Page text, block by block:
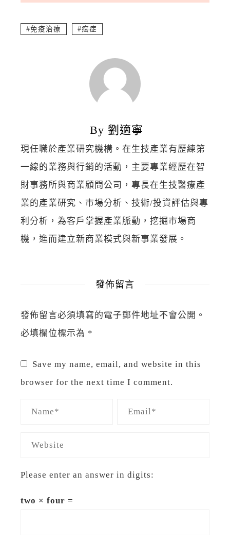
免疫治療 癌症
By 劉適寧
現任職於產業研究機構。在生技產業有歷練第
一線的業務與行銷的活動，主要專業經歷在智
財事務所與商業顧問公司，專長在生技醫療產
業的產業研究、市場分析、技術/投資評估與專
利分析，為客戶掌握產業脈動，挖掘市場商
機，進而建立新商業模式與新事業發展。
發佈留言
發佈留言必須填寫的電子郵件地址不會公開。
必填欄位標示為 *
Save my name, email, and website in this
browser for the next time I comment.
Please enter an answer in digits:
two × four =